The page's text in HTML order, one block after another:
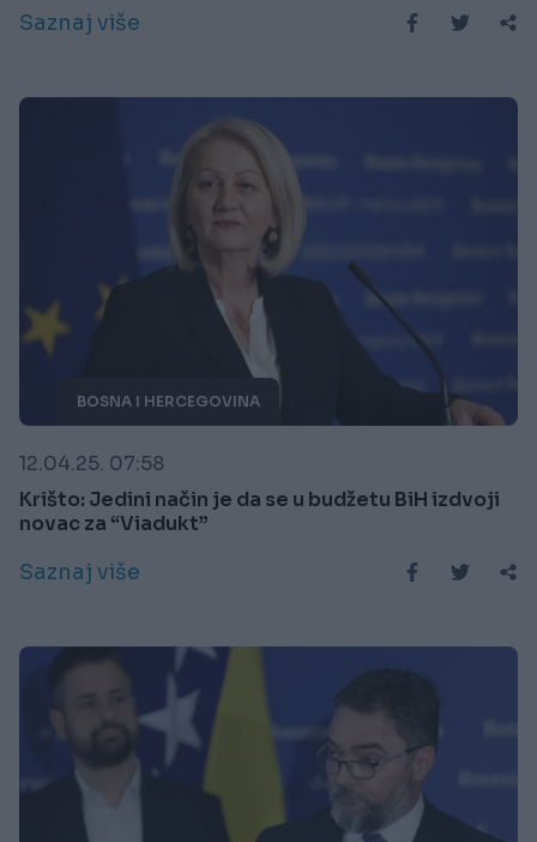
Saznaj više
BOSNA I HERCEGOVINA
12.04.25. 07:58
Krišto: Jedini način je da se u budžetu BiH izdvoji
novac za “Viadukt”
Saznaj više